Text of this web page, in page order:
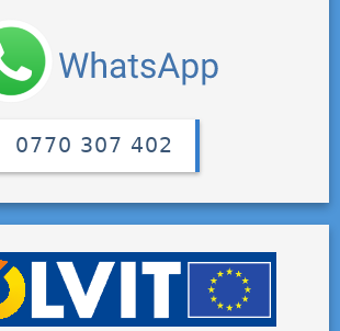
0770 307 402